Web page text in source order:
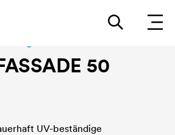
50
UV-beständige